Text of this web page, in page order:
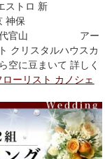
ストロ 新
保
官山 アー
クリスタルハウスカ
空に豆まいて 詳しく
ローリスト カノシェ